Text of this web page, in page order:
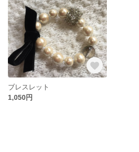
ブレスレット
1,050円